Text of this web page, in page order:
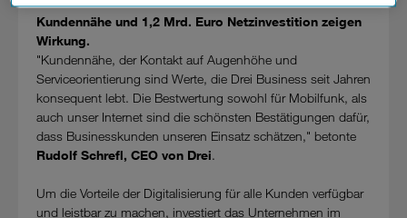
Kundennähe und 1,2 Mrd. Euro Netzinvestition zeigen
Wirkung.
"Kundennähe, der Kontakt auf Augenhöhe und
Serviceorientierung sind Werte, die Drei Business seit Jahren
konsequent lebt. Die Bestwertung sowohl für Mobilfunk, als
auch unser Internet sind die schönsten Bestätigungen dafür,
dass Businesskunden unseren Einsatz schätzen," betonte
Rudolf Schrefl, CEO von Drei.
Um die Vorteile der Digitalisierung für alle Kunden verfügbar
und leistbar zu machen, investiert das Unternehmen im
Datenschutzniveau und es stehen keine wirksamen
Rechtsbehelfe zur Verfügung.
Cookies von Unternehmen in Drittstaaten, die ein ähnliches
Datenschutzniveau wie in der Europäischen Union aufweisen
(z.B. Data Privacy Framework), werden wie europäische
Unternehmen behandelt.
Wenn Sie „Nur notwendige Cookies“ wählen, dann sind für
Website unerlässlich sind.